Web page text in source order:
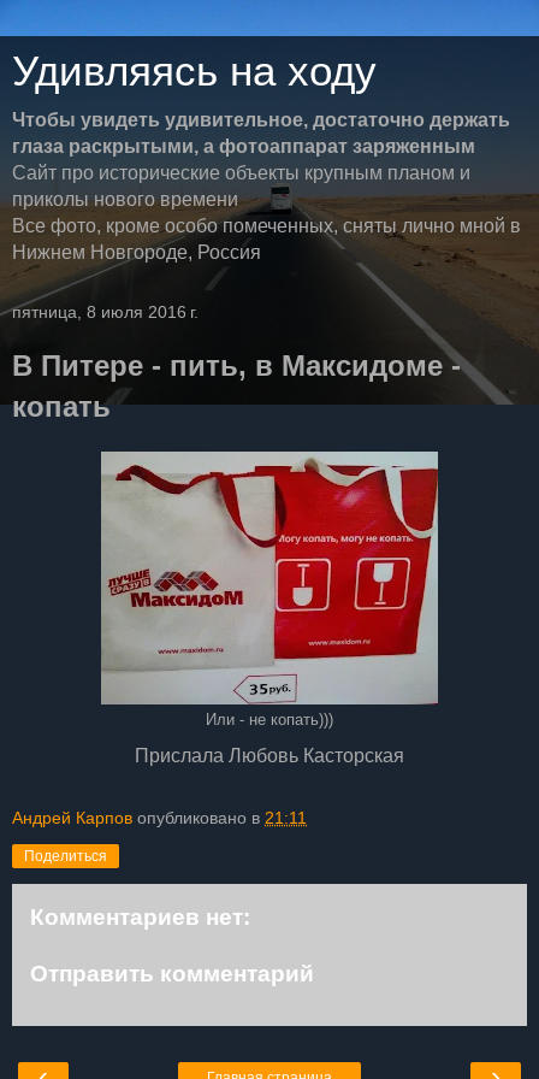
Удивляясь на ходу
Чтобы увидеть удивительное, достаточно держать
глаза раскрытыми, а фотоаппарат заряженным
Сайт про исторические объекты крупным планом и
приколы нового времени
Все фото, кроме особо помеченных, сняты лично мной в
Нижнем Новгороде, Россия
пятница, 8 июля 2016 г.
В Питере - пить, в Максидоме -
копать
Или - не копать)))
Прислала Любовь Касторская
Андрей Карпов опубликовано в 21:11
Поделиться
Комментариев нет:
Отправить комментарий